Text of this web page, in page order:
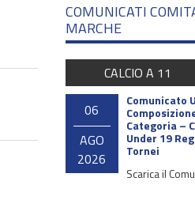
COMUNICATI
MARCHE
CALCIO A 11
06
AGO
2026
Comunicato
Categoria –
Under 19
Tornei
Scarica il